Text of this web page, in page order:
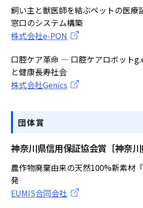
飼い主と獣医師を結ぶペットの医療
窓口のシステム構築
株式会社e-PON
口腔ケア革命 ― 口腔ケアロボット
と健康長寿社会
株式会社Genics
団体賞
神奈川県信用保証協会賞［神奈川
農作物廃棄由来の天然100%新素材
発
EUMIS合同会社